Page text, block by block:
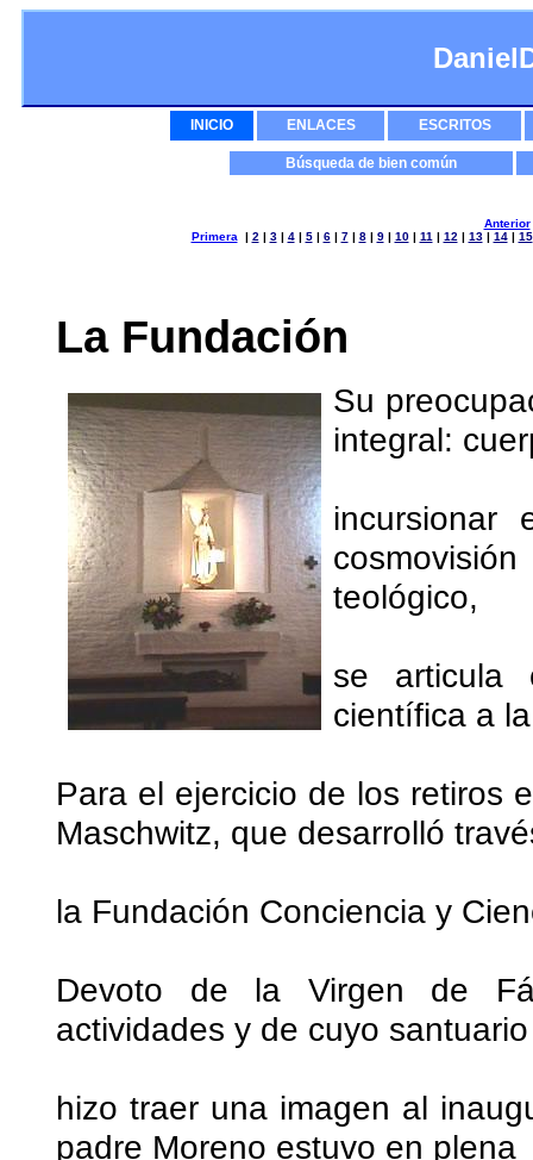
INICIO ENLACES ESCRITOS
Búsqueda de bien común
Anterior
Primera | 2 | 3| 4| 5| 6| 7| 8| 9| 10| 11 | 12 | 13| 14| 15
La Fundación
Su
integral:
incursionar
teológico,
se articula
científica a
Para el ejercicio de los retiros
Maschwitz, que desarrolló
la Fundación Conciencia y
Devoto de la Virgen de
actividades y de cuyo
hizo traer una imagen al
padre Moreno estuvo en plena